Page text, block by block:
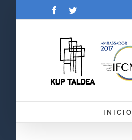
FacebookTwitter
INICIO